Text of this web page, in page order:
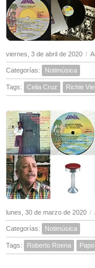
viernes, 3 de abril de 2020 /
Categorías: Notimúsica
Tags: Celia Cruz Richie
lunes, 30 de marzo de 2020 /
Categorías: Notimúsica
Tags: Roberto Roena